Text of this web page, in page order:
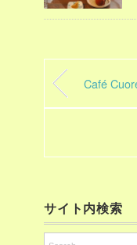
Café
サイト内検索